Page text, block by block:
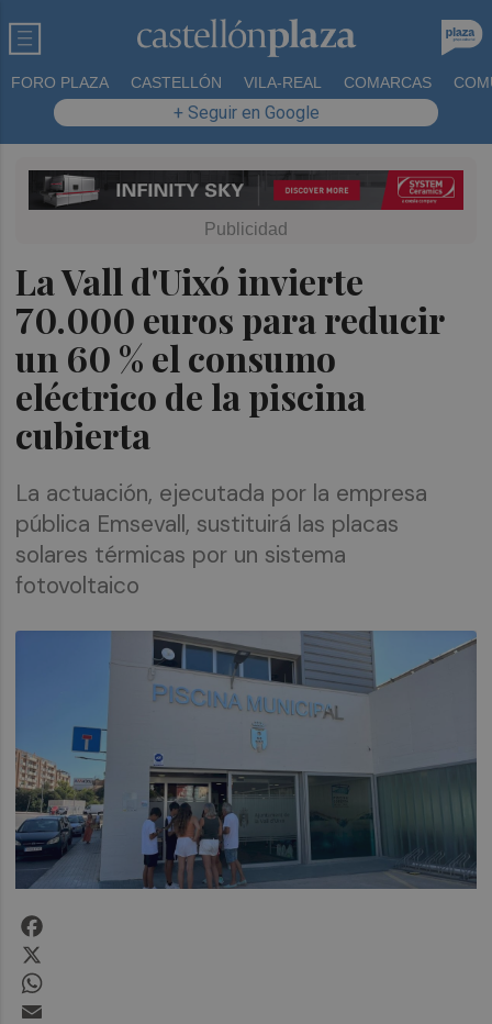
FORO PLAZA CASTELLÓN VILA-REAL COMARCAS
+ Seguir en Google
La Vall d'Uixó invierte
70.000 euros para reducir
un 60 % el consumo
eléctrico de la piscina
cubierta
La actuación, ejecutada por la empresa
pública Emsevall, sustituirá las placas
solares térmicas por un sistema
fotovoltaico